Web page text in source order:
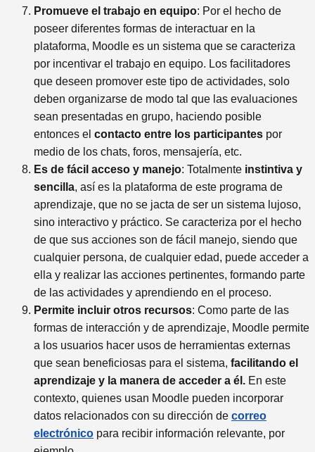
Promueve el trabajo en equipo: Por el hecho de
poseer diferentes formas de interactuar en la
plataforma, Moodle es un sistema que se caracteriza
por incentivar el trabajo en equipo. Los facilitadores
que deseen promover este tipo de actividades, solo
deben organizarse de modo tal que las evaluaciones
sean presentadas en grupo, haciendo posible
entonces el contacto entre los participantes por
medio de los chats, foros, mensajería, etc.
Es de fácil acceso y manejo: Totalmente instintiva y
sencilla, así es la plataforma de este programa de
aprendizaje, que no se jacta de ser un sistema lujoso,
sino interactivo y práctico. Se caracteriza por el hecho
de que sus acciones son de fácil manejo, siendo que
cualquier persona, de cualquier edad, puede acceder a
ella y realizar las acciones pertinentes, formando parte
de las actividades y aprendiendo en el proceso.
Permite incluir otros recursos: Como parte de las
formas de interacción y de aprendizaje, Moodle permite
a los usuarios hacer usos de herramientas externas
que sean beneficiosas para el sistema, facilitando el
aprendizaje y la manera de acceder a él. En este
contexto, quienes usan Moodle pueden incorporar
datos relacionados con su dirección de correo
electrónico para recibir información relevante, por